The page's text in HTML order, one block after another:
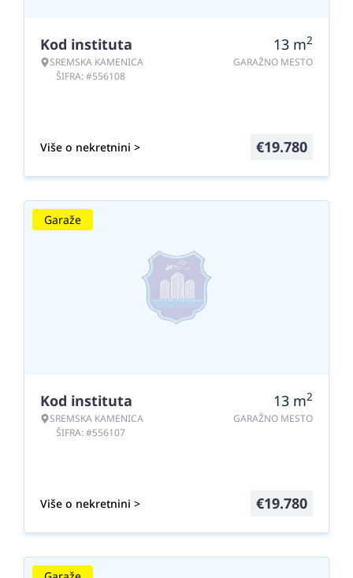
Kod instituta
SREMSKA KAMENICA
ŠIFRA: #556108
13 m2
GARAŽNO MESTO
Više o nekretnini > €19.780
Garaže
Kod instituta
SREMSKA KAMENICA
ŠIFRA: #556107
13 m2
GARAŽNO MESTO
Više o nekretnini > €19.780